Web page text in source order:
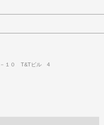
－１０ T&Tビル 4